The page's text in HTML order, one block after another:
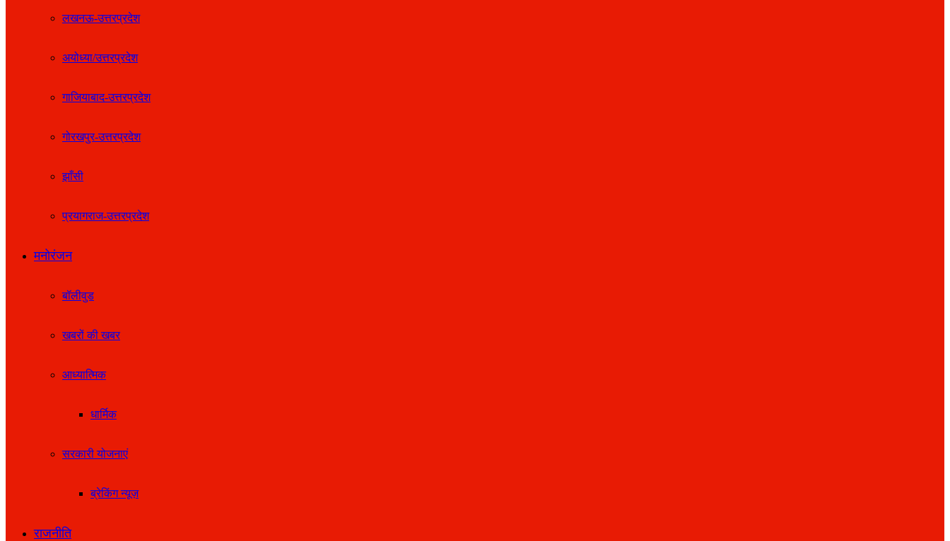
लखनऊ-उत्तरप्रदेश
अयोध्या/उत्तरप्रदेश
गाजियाबाद-उत्तरप्रदेश
गोरखपुर-उत्तरप्रदेश
झाँसी
प्रयागराज-उत्तरप्रदेश
मनोरंजन
बॉलीवुड
खबरों की खबर
आध्यात्मिक
धार्मिक
सरकारी योजनाएं
ब्रेकिंग न्यूज़
राजनीति